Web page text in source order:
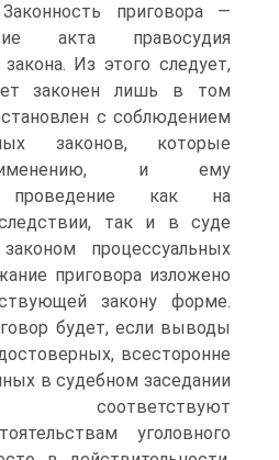
приговора —
акта правосудия
Из этого следует,
законен лишь в том
с соблюдением
законов, которые
и ему
проведение как на
так и в суде
процессуальных
приговора изложено
закону форме.
будет, если выводы
всесторонне
в судебном заседании
соответствуют
уголовного